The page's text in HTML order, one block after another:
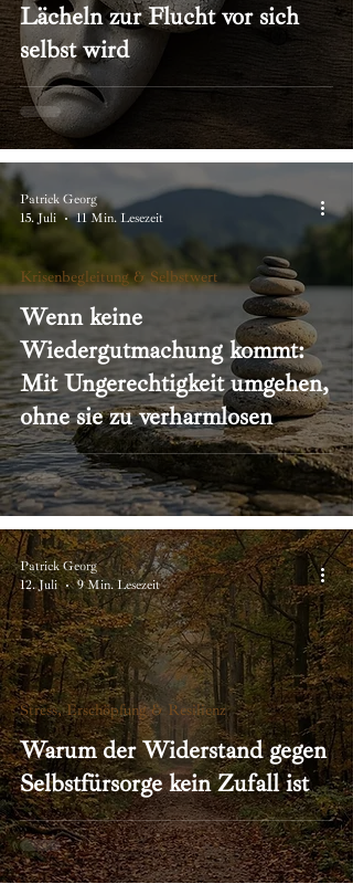
Lächeln zur Flucht vor sich
selbst wird
Wenn keine
Wiedergutmachung kommt:
Mit Ungerechtigkeit umgehen,
ohne sie zu verharmlosen
Krisenbegleitung & Selbstwert
Patrick Georg
15. Juli
11 Min. Lesezeit
Warum der Widerstand gegen
Selbstfürsorge kein Zufall ist
Stress, Erschöpfung & Resilienz
Patrick Georg
12. Juli
9 Min. Lesezeit